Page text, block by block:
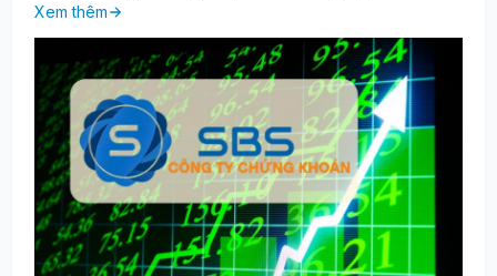
Xem thêm